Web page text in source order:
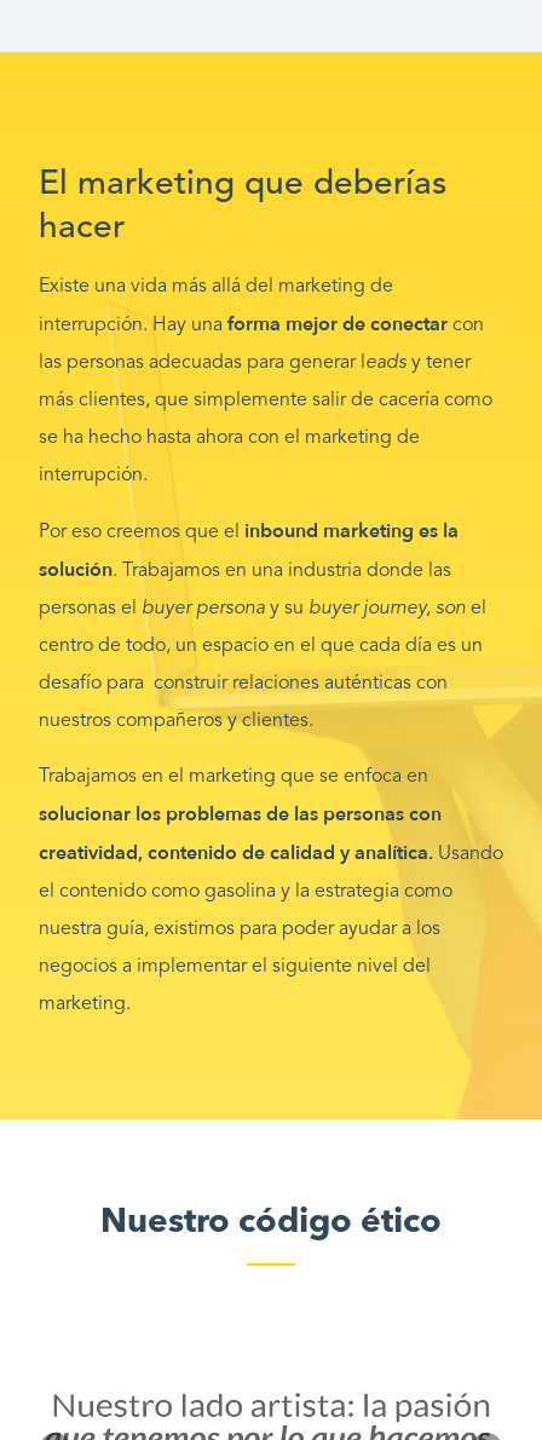
El marketing que deberías
hacer
Existe una vida más allá del marketing de
interrupción. Hay una forma mejor de conectar con
las personas adecuadas para generar l eads y tener
más clientes, que simplemente salir de cacería como
se ha hecho hasta ahora con el marketing de
interrupción.
Por eso creemos que el inbound marketing es la
solución. Trabajamos en una industria donde las
personas el buyer persona y su buyer journey, son el
centro de todo, un espacio en el que cada día es un
desafío para construir relaciones auténticas con
nuestros compañeros y clientes.
Trabajamos en el marketing que se enfoca en
solucionar los problemas de las personas con
creatividad, contenido de calidad y analítica. Usando
el contenido como gasolina y la estrategia como
nuestra guía, existimos para poder ayudar a los
negocios a implementar el siguiente nivel del
marketing.
Nuestro código ético